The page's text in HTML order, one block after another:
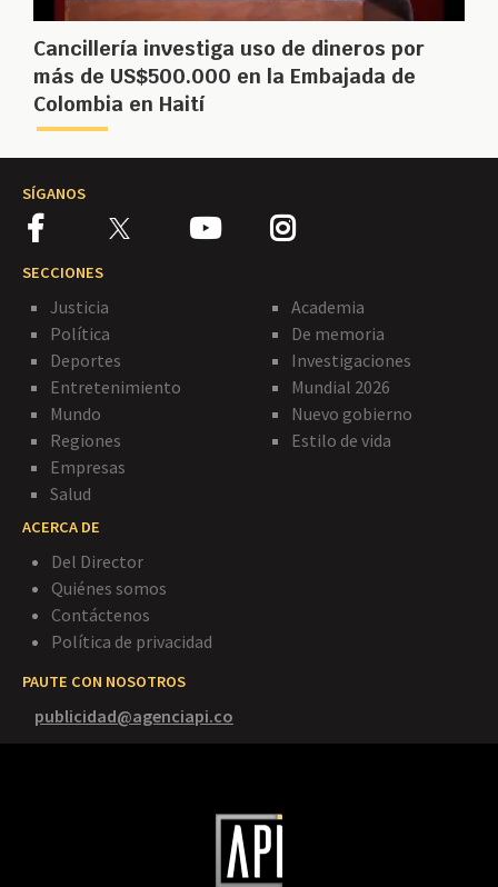
Cancillería investiga uso de dineros por
más de US$500.000 en la Embajada de
Colombia en Haití
SÍGANOS
SECCIONES
Justicia
Política
Deportes
Entretenimiento
Mundo
Regiones
Empresas
Salud
Academia
De memoria
Investigaciones
Mundial 2026
Nuevo gobierno
Estilo de vida
ACERCA DE
Del Director
Quiénes somos
Contáctenos
Política de privacidad
PAUTE CON NOSOTROS
publicidad@agenciapi.co